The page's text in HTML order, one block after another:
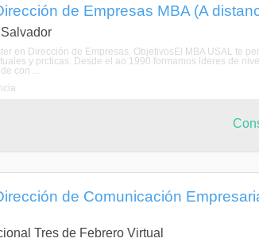
de Empresas MBA (A
en Dirección de Empresas. ObjetivosEl MBA USAL te
y prcticas. Desde el ao 1990 formamos lderes de
con ...
de Comunicación
Tres de Febrero Virtual